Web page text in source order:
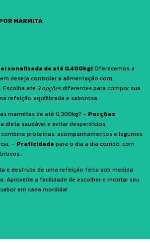
MARMITA
de até 0,400kg!Oferecemos a
deseja controlar a alimentação com
Escolha até 3 opçõesdiferentes para compor sua
refeição equilibrada e saborosa.
marmitas de até 0,300kg? - Porções
dieta saudável e evitar desperdícios.
combine proteínas, acompanhamentos e legumes
- Praticidade para o dia a dia corrido, com
e desfrute de uma refeição feita sob medida
Aproveite a facilidade de escolher e montar seu
em cada mordida!